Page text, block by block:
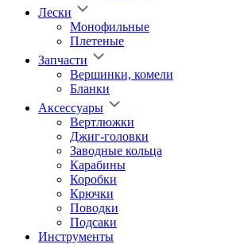
Лески
Монофильные
Плетеные
Запчасти
Вершинки, комели
Бланки
Аксессуары
Вертлюжки
Джиг-головки
Заводные кольца
Карабины
Коробки
Крючки
Поводки
Подсаки
Инструменты